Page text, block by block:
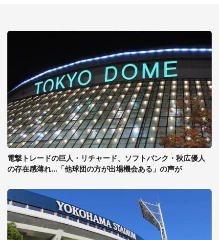
電撃トレードの巨人・リチャード、ソフトバンク・秋広優人
の存在感薄れ...「他球団の方が出場機会ある」の声が